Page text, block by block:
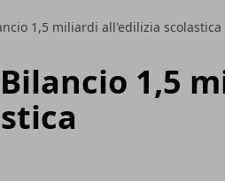
1,5 miliardi all'edilizia scolastica
1,5